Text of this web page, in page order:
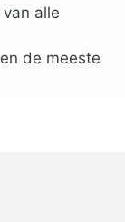
alle
de meeste